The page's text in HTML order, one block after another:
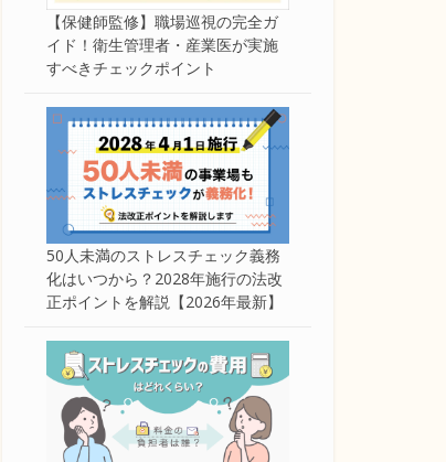
【保健師監修】職場巡視の完全ガ
イド！衛生管理者・産業医が実施
すべきチェックポイント
50人未満のストレスチェック義務
化はいつから？2028年施行の法改
正ポイントを解説【2026年最新】